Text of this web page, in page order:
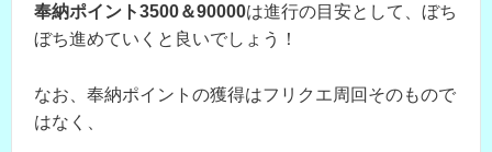
奉納ポイント3500＆90000は進行の目安として、ぼち
ぼち進めていくと良いでしょう！
なお、奉納ポイントの獲得はフリクエ周回そのもので
はなく、